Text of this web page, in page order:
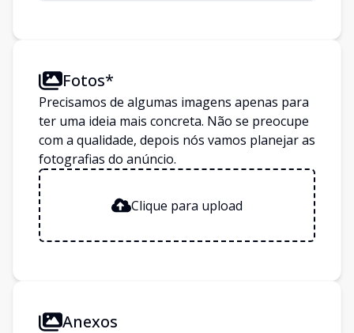
Fotos*
Precisamos de algumas imagens apenas para
ter uma ideia mais concreta. Não se preocupe
com a qualidade, depois nós vamos planejar as
fotografias do anúncio.
Clique para upload
Anexos